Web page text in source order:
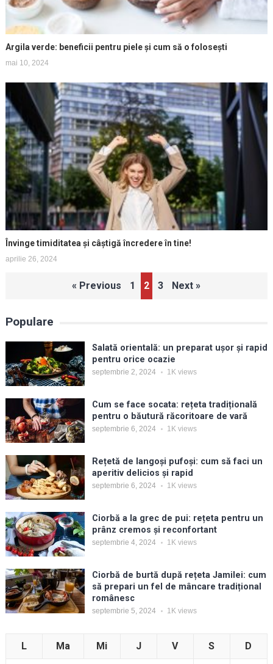
Argila verde: beneficii pentru piele și cum să o folosești
mai 10, 2024
Învinge timiditatea și câștigă încredere în tine!
aprilie 26, 2024
« Previous 1 2 3 Next »
Populare
Salată orientală: un preparat ușor și rapid
pentru orice ocazie
septembrie 2, 2024 1K views
Cum se face socata: rețeta tradițională
pentru o băutură răcoritoare de vară
septembrie 6, 2024 1K views
Rețetă de langoși pufoși: cum să faci un
aperitiv delicios și rapid
septembrie 6, 2024 1K views
Ciorbă a la grec de pui: rețeta pentru un
prânz cremos și reconfortant
septembrie 4, 2024 1K views
Ciorbă de burtă după rețeta Jamilei: cum
să prepari un fel de mâncare tradițional
românesc
septembrie 5, 2024 1K views
L Ma Mi J V S D